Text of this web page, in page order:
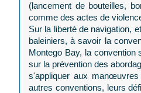
(lancement de bouteilles,
comme des actes de
Sur la liberté de navigation,
baleiniers, à savoir la
Montego Bay, la convention
sur la prévention des
s'appliquer aux
autres conventions, leurs